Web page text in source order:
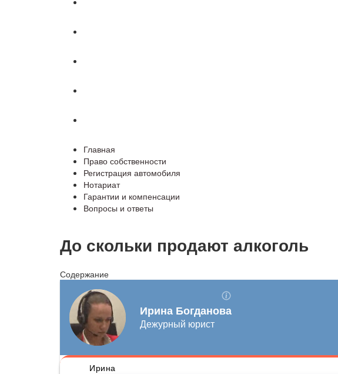
Главная
Право собственности
Регистрация автомобиля
Нотариат
Гарантии и компенсации
Вопросы и ответы
До скольки продают алкоголь
Содержание